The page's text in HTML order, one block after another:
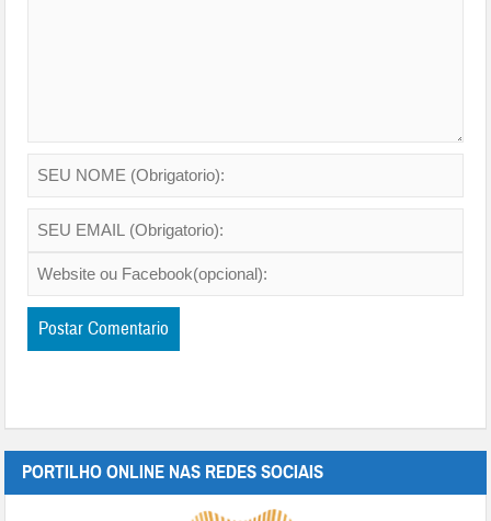
PORTILHO ONLINE NAS REDES SOCIAIS